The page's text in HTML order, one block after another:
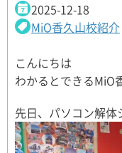
2025-12-18
MiO香久山校紹介
こんにちは
わかるとできるMiO
先日、パソコン解